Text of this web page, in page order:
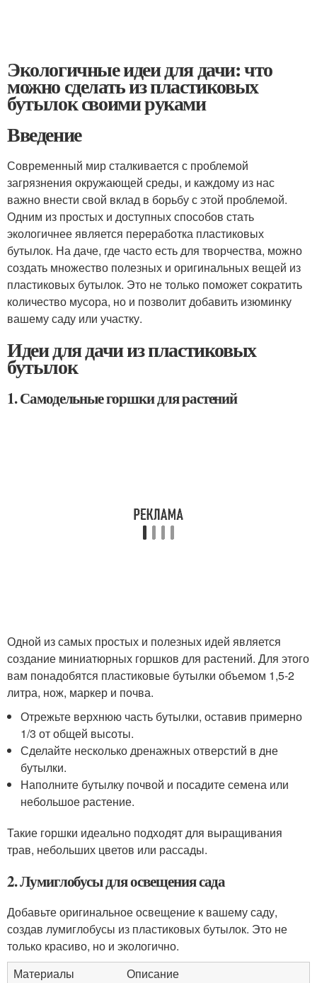
Экологичные идеи для дачи: что
можно сделать из пластиковых
бутылок своими руками
Введение
Современный мир сталкивается с проблемой
загрязнения окружающей среды, и каждому из нас
важно внести свой вклад в борьбу с этой проблемой.
Одним из простых и доступных способов стать
экологичнее является переработка пластиковых
бутылок. На даче, где часто есть для творчества, можно
создать множество полезных и оригинальных вещей из
пластиковых бутылок. Это не только поможет сократить
количество мусора, но и позволит добавить изюминку
вашему саду или участку.
Идеи для дачи из пластиковых
бутылок
1. Самодельные горшки для растений
Одной из самых простых и полезных идей является
создание миниатюрных горшков для растений. Для этого
вам понадобятся пластиковые бутылки объемом 1,5-2
литра, нож, маркер и почва.
Отрежьте верхнюю часть бутылки, оставив примерно
1/3 от общей высоты.
Сделайте несколько дренажных отверстий в дне
бутылки.
Наполните бутылку почвой и посадите семена или
небольшое растение.
Такие горшки идеально подходят для выращивания
трав, небольших цветов или рассады.
2. Лумиглобусы для освещения сада
Добавьте оригинальное освещение к вашему саду,
создав лумиглобусы из пластиковых бутылок. Это не
только красиво, но и экологично.
Материалы
Описание